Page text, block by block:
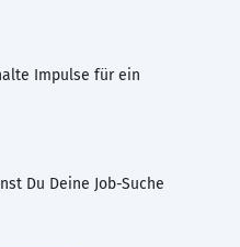
Impulse für ein
Du Deine Job-Suche